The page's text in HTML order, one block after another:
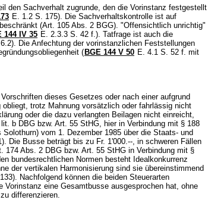
den Sachverhalt zugrunde, den die Vorinstanz festgestellt
E. 1.2 S. 175). Die Sachverhaltskontrolle ist auf
(Art. 105 Abs. 2 BGG). "Offensichtlich unrichtig"
144 IV 35 E. 2.3.3 S. 42 f.). Tatfrage ist auch die
Die Anfechtung der vorinstanzlichen Feststellungen
( BGE 144 V 50 E. 4.1 S. 52 f. mit
dieses Gesetzes oder nach einer aufgrund
trotz Mahnung vorsätzlich oder fahrlässig nicht
oder die dazu verlangten Beilagen nicht einreicht,
b DBG bzw. Art. 55 StHG, hier in Verbindung mit § 188
vom 1. Dezember 1985 über die Staats- und
Die Busse beträgt bis zu Fr. 1'000.--, in schweren Fällen
174 Abs. 2 DBG bzw. Art. 55 StHG in Verbindung mit §
bundesrechtlichen Normen besteht Idealkonkurrenz
der vertikalen Harmonisierung sind sie übereinstimmend
Nachfolgend können die beiden Steuerarten
Vorinstanz eine Gesamtbusse ausgesprochen hat, ohne
differenzieren.